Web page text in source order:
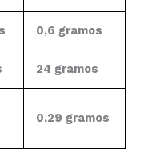
0,6 gramos
24 gramos
0,29 gramos